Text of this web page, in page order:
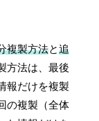
複製方法と追
方法は、最後
報だけを複製
の複製（全体